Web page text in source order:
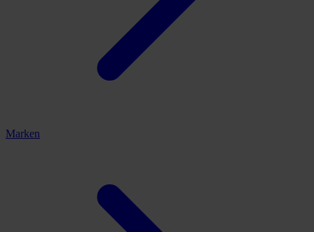
Marken